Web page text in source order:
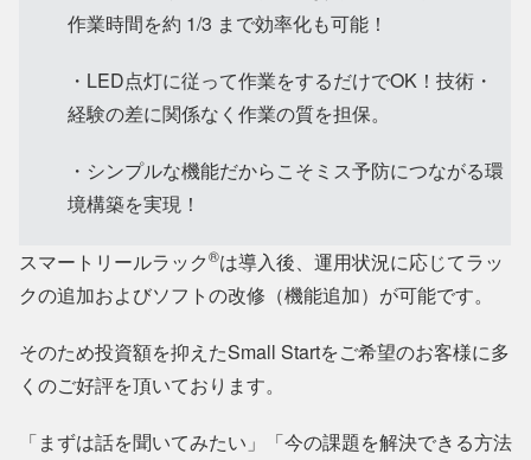
作業時間を約 1/3 まで効率化も可能！
・LED点灯に従って作業をするだけでOK！技術・
経験の差に関係なく作業の質を担保。
・シンプルな機能だからこそミス予防につながる環
境構築を実現！
スマートリールラック®は導入後、運用状況に応じてラッ
クの追加およびソフトの改修（機能追加）が可能です。
そのため投資額を抑えたSmall Startをご希望のお客様に多
くのご好評を頂いております。
「まずは話を聞いてみたい」「今の課題を解決できる方法